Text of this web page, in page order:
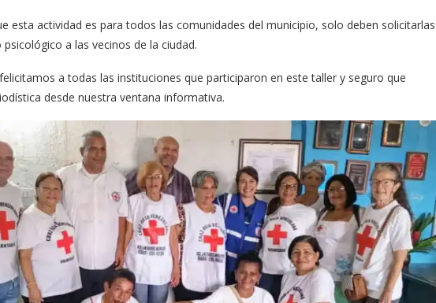
esta actividad es para todos las comunidades del municipio, solo deben solicitarlas
a las vecinos de la ciudad.
a todas las instituciones que participaron en este taller y seguro que
desde nuestra ventana informativa.